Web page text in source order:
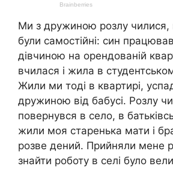
Ми з дружиною розлу чилися,
були самостійні: син
дівчиною на орендованій
вчилася і жила в
Жили ми тоді в квартирі,
дружиною від бабусі. Розлу
повернувся в село, в
жили моя старенька мати і
розве дений. Прийняли мене
знайти роботу в селі було